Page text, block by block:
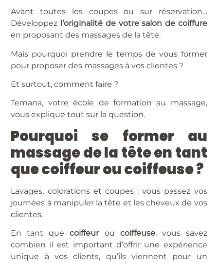
Avant toutes les coupes ou sur réservation…
Développez l’originalité de votre salon de coiffure
en proposant des massages de la tête.
Mais pourquoi prendre le temps de vous former
pour proposer des massages à vos clientes ?
Et surtout, comment faire ?
Temana, votre école de formation au massage,
vous explique tout sur la question.
Pourquoi se former au
massage de la tête en tant
que coiffeur ou coiffeuse ?
Lavages, colorations et coupes : vous passez vos
journées à manipuler la tête et les cheveux de vos
clientes.
En tant quecoiffeurou coiffeuse, vous savez
combien il est important d’offrir une expérience
unique à vos clients, qu’ils viennent pour un